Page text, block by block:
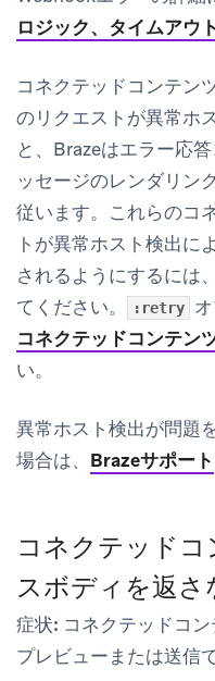
ロジック、タイムアウト
コネクテッドコンテン
のリクエストが異常ホ
と、Brazeはエラー応
ッセージのレンダリン
従います。これらのコ
トが異常ホスト検出に
されるようにするには、
てください。
:retry
コネクテッドコンテン
い。
異常ホスト検出が問題
場合は、 Brazeサポート
コネクテッド
スボディを返さ
症状: コネクテッドコ
プレビューまたは送信